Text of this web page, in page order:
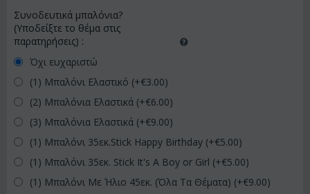
Συνοδευτικά μπαλόνια?
(Υποδείξτε το θέμα στις
παρατηρήσεις) :
Όχι ευχαριστώ
(1) Μπαλόνι Ελαστικό (+€3.00)
(2) Μπαλόνια Ελαστικά (+€6.00)
(3) Μπαλόνια Ελαστικά (+€9.00)
(1) Μπαλόνι 35εκ.Stick Happy Birthday (+€5.00)
(1) Μπαλόνι 35εκ. Stick It's A Boy or Girl (+€5.00)
(1) Μπαλόνι Με Ήλιο 45εκ. (Όλα Τα Θέματα) (+€9.00)